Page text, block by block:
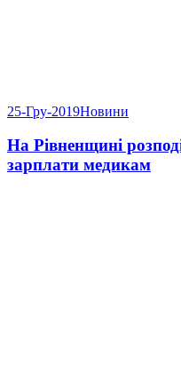
25-Гру-2019Новини
На Рівненщині
зарплати медикам